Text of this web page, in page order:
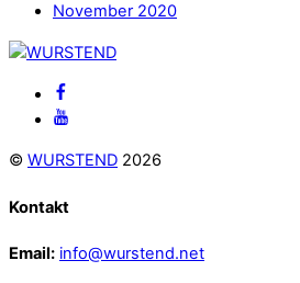
November 2020
Back
Top
© WURSTEND 2026
Kontakt
Email: info@wurstend.net